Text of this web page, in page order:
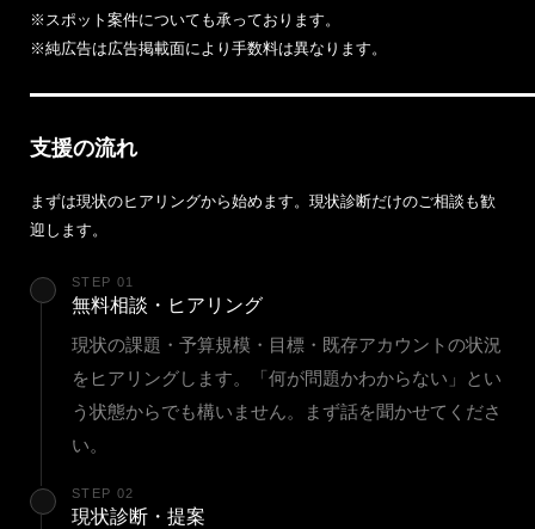
※スポット案件についても承っております。
※純広告は広告掲載面により手数料は異なります。
支援の流れ
まずは現状のヒアリングから始めます。現状診断だけのご相談も歓
迎します。
STEP 01
無料相談・ヒアリング
現状の課題・予算規模・目標・既存アカウントの状況
をヒアリングします。「何が問題かわからない」とい
う状態からでも構いません。まず話を聞かせてくださ
い。
STEP 02
現状診断・提案